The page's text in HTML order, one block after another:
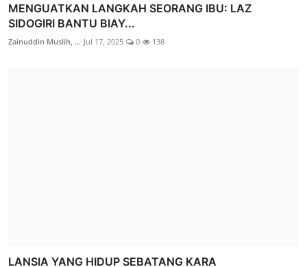
MENGUATKAN LANGKAH SEORANG IBU: LAZ
SIDOGIRI BANTU BIAY...
Zainuddin Muslih, ... Jul 17, 2025 0 138
LANSIA YANG HIDUP SEBATANG KARA